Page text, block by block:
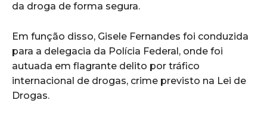
da droga de forma segura.
Em função disso, Gisele Fernandes foi conduzida
para a delegacia da Polícia Federal, onde foi
autuada em flagrante delito por tráfico
internacional de drogas, crime previsto na Lei de
Drogas.